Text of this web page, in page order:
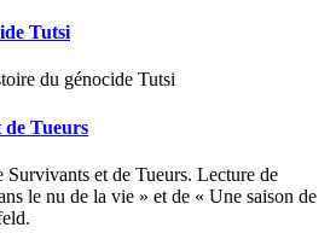
Tutsi
du génocide Tutsi
de Tueurs
Survivants et de Tueurs. Lecture de
le nu de la vie » et de « Une saison de